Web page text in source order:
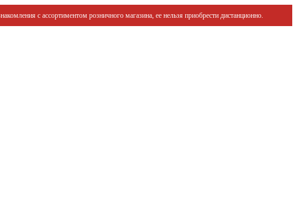
с ассортиментом розничного магазина, ее нельзя приобрести дистанционно.